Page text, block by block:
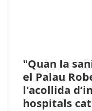
"Quan la
el Palau
l'acollida
hospitals